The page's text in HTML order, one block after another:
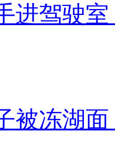
进驾驶
被冻湖